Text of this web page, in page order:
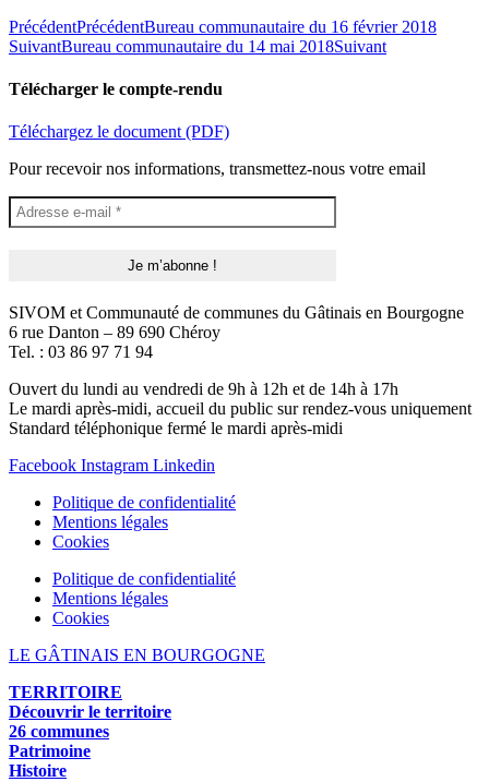
PrécédentPrécédentBureau communautaire du 16 février 2018
SuivantBureau communautaire du 14 mai 2018Suivant
Télécharger le compte-rendu
Téléchargez le document (PDF)
Pour recevoir nos informations, transmettez-nous votre email
SIVOM et Communauté de communes du Gâtinais en Bourgogne
6 rue Danton – 89 690 Chéroy
Tel. : 03 86 97 71 94
Ouvert du lundi au vendredi de 9h à 12h et de 14h à 17h
Le mardi après-midi, accueil du public sur rendez-vous uniquement
Standard téléphonique fermé le mardi après-midi
Facebook Instagram Linkedin
Politique de confidentialité
Mentions légales
Cookies
Politique de confidentialité
Mentions légales
Cookies
LE GÂTINAIS EN BOURGOGNE
TERRITOIRE
Découvrir le territoire
26 communes
Patrimoine
Histoire